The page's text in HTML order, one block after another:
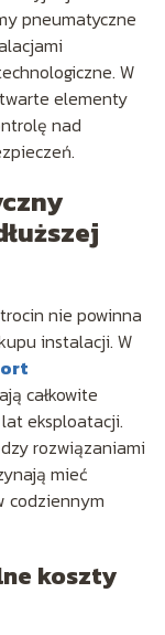
pneumatyczne
W
elementy
nad
nie powinna
instalacji. W
całkowite
eksploatacji.
rozwiązaniami
mieć
codziennym
koszty